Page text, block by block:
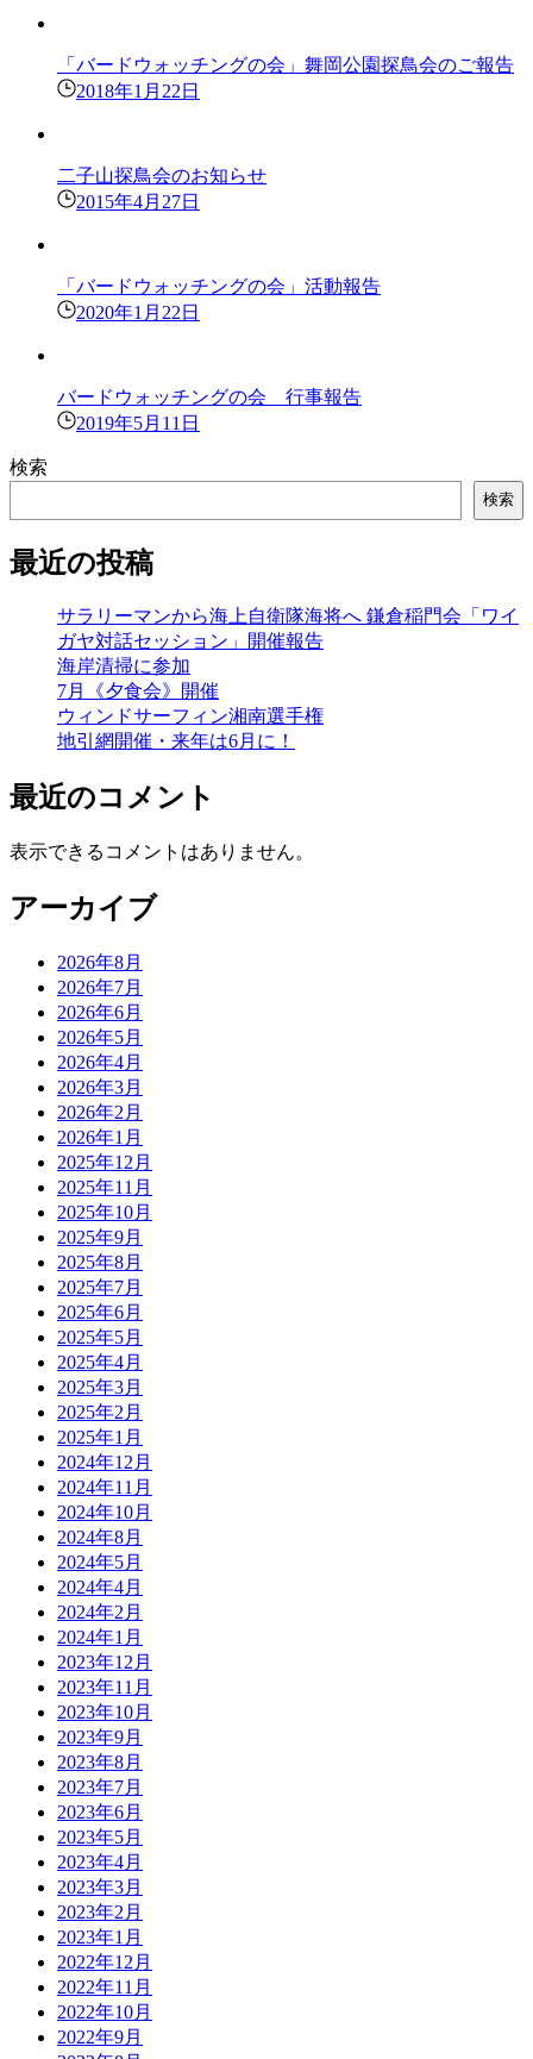
「バードウォッチングの会」舞岡公園探鳥会のご報告
2018年1月22日
二子山探鳥会のお知らせ
2015年4月27日
「バードウォッチングの会」活動報告
2020年1月22日
バードウォッチングの会 行事報告
2019年5月11日
検索
検索
最近の投稿
サラリーマンから海上自衛隊海将へ 鎌倉稲門会「ワイ
ガヤ対話セッション」開催報告
海岸清掃に参加
7月《夕食会》開催
ウィンドサーフィン湘南選手権
地引網開催・来年は6月に！
最近のコメント
表示できるコメントはありません。
アーカイブ
2026年8月
2026年7月
2026年6月
2026年5月
2026年4月
2026年3月
2026年2月
2026年1月
2025年12月
2025年11月
2025年10月
2025年9月
2025年8月
2025年7月
2025年6月
2025年5月
2025年4月
2025年3月
2025年2月
2025年1月
2024年12月
2024年11月
2024年10月
2024年8月
2024年5月
2024年4月
2024年2月
2024年1月
2023年12月
2023年11月
2023年10月
2023年9月
2023年8月
2023年7月
2023年6月
2023年5月
2023年4月
2023年3月
2023年2月
2023年1月
2022年12月
2022年11月
2022年10月
2022年9月